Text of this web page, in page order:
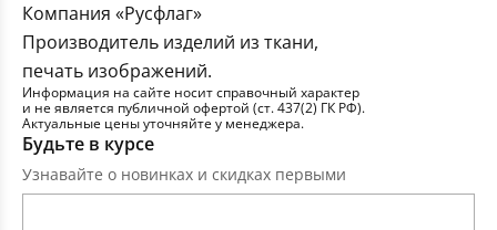
Компания «Русфлаг»
Производитель изделий из ткани,
печать изображений.
Информация на сайте носит справочный характер
и не является публичной офертой (ст. 437(2) ГК РФ).
Актуальные цены уточняйте у менеджера.
Будьте в курсе
Узнавайте о новинках и скидках первыми